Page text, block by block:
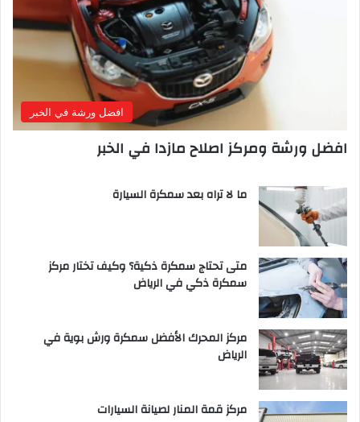
افضل ورشة في الخبر
افضل ورشة ومركز اصلاح مازدا في الخبر
ما لا تراه بعد سمكرة السيارة
متى تحتاج سمكرة ذكية؟ وكيف تختار مركز
سمكرة ذكي في الرياض
مركز المحرك الأفضل سمكرة ورش بوية في
الرياض
مركز قمة المنار لصيانة السيارات